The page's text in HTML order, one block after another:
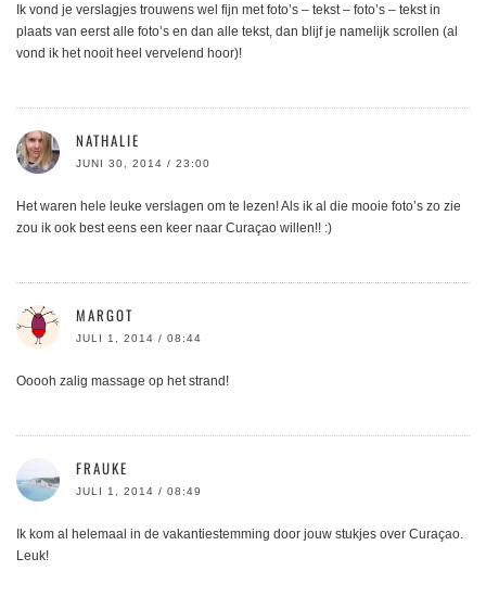
Ik vond je verslagjes trouwens wel fijn met foto’s – tekst – foto’s – tekst in
plaats van eerst alle foto’s en dan alle tekst, dan blijf je namelijk scrollen (al
vond ik het nooit heel vervelend hoor)!
NATHALIE
JUNI 30, 2014 / 23:00
Het waren hele leuke verslagen om te lezen! Als ik al die mooie foto’s zo zie
zou ik ook best eens een keer naar Curaçao willen!! :)
MARGOT
JULI 1, 2014 / 08:44
Ooooh zalig massage op het strand!
FRAUKE
JULI 1, 2014 / 08:49
Ik kom al helemaal in de vakantiestemming door jouw stukjes over Curaçao.
Leuk!